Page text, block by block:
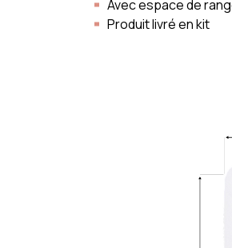
Avec espace de
Produit livré en kit